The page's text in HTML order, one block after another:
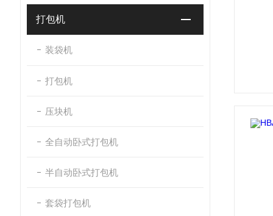
打包机
装袋机
打包机
压块机
全自动卧式打包机
半自动卧式打包机
套袋打包机